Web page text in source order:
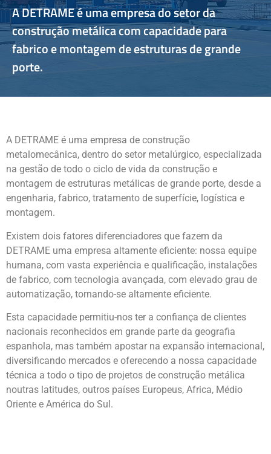
A DETRAME é uma empresa do setor da
construção metálica com capacidade para
fabrico e montagem de estruturas de grande
porte.
A DETRAME é uma empresa de construção
metalomecânica, dentro do setor metalúrgico, especializada
na gestão de todo o ciclo de vida da construção e
montagem de estruturas metálicas de grande porte, desde a
engenharia, fabrico, tratamento de superfície, logística e
montagem.
Existem dois fatores diferenciadores que fazem da
DETRAME uma empresa altamente eficiente: nossa equipe
humana, com vasta experiência e qualificação, instalações
de fabrico, com tecnologia avançada, com elevado grau de
automatização, tornando-se altamente eficiente.
Esta capacidade permitiu-nos ter a confiança de clientes
nacionais reconhecidos em grande parte da geografia
espanhola, mas também apostar na expansão internacional,
diversificando mercados e oferecendo a nossa capacidade
técnica a todo o tipo de projetos de construção metálica
noutras latitudes, outros países Europeus, Africa, Médio
Oriente e América do Sul.